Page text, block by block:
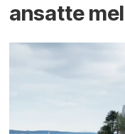
ansatte